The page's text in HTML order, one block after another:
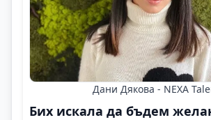
Дани Дякова - NEXA
Бих искала да бъдем